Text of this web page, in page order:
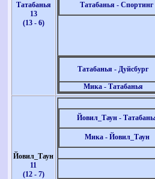
Татабанья
13
(13 - 6)
Татабанья - Спортинг
Татабанья - Дуйсбург
Мика - Татабанья
Йовил_Таун
11
(12 - 7)
Йовил_Таун -
Мика - Йовил_Таун